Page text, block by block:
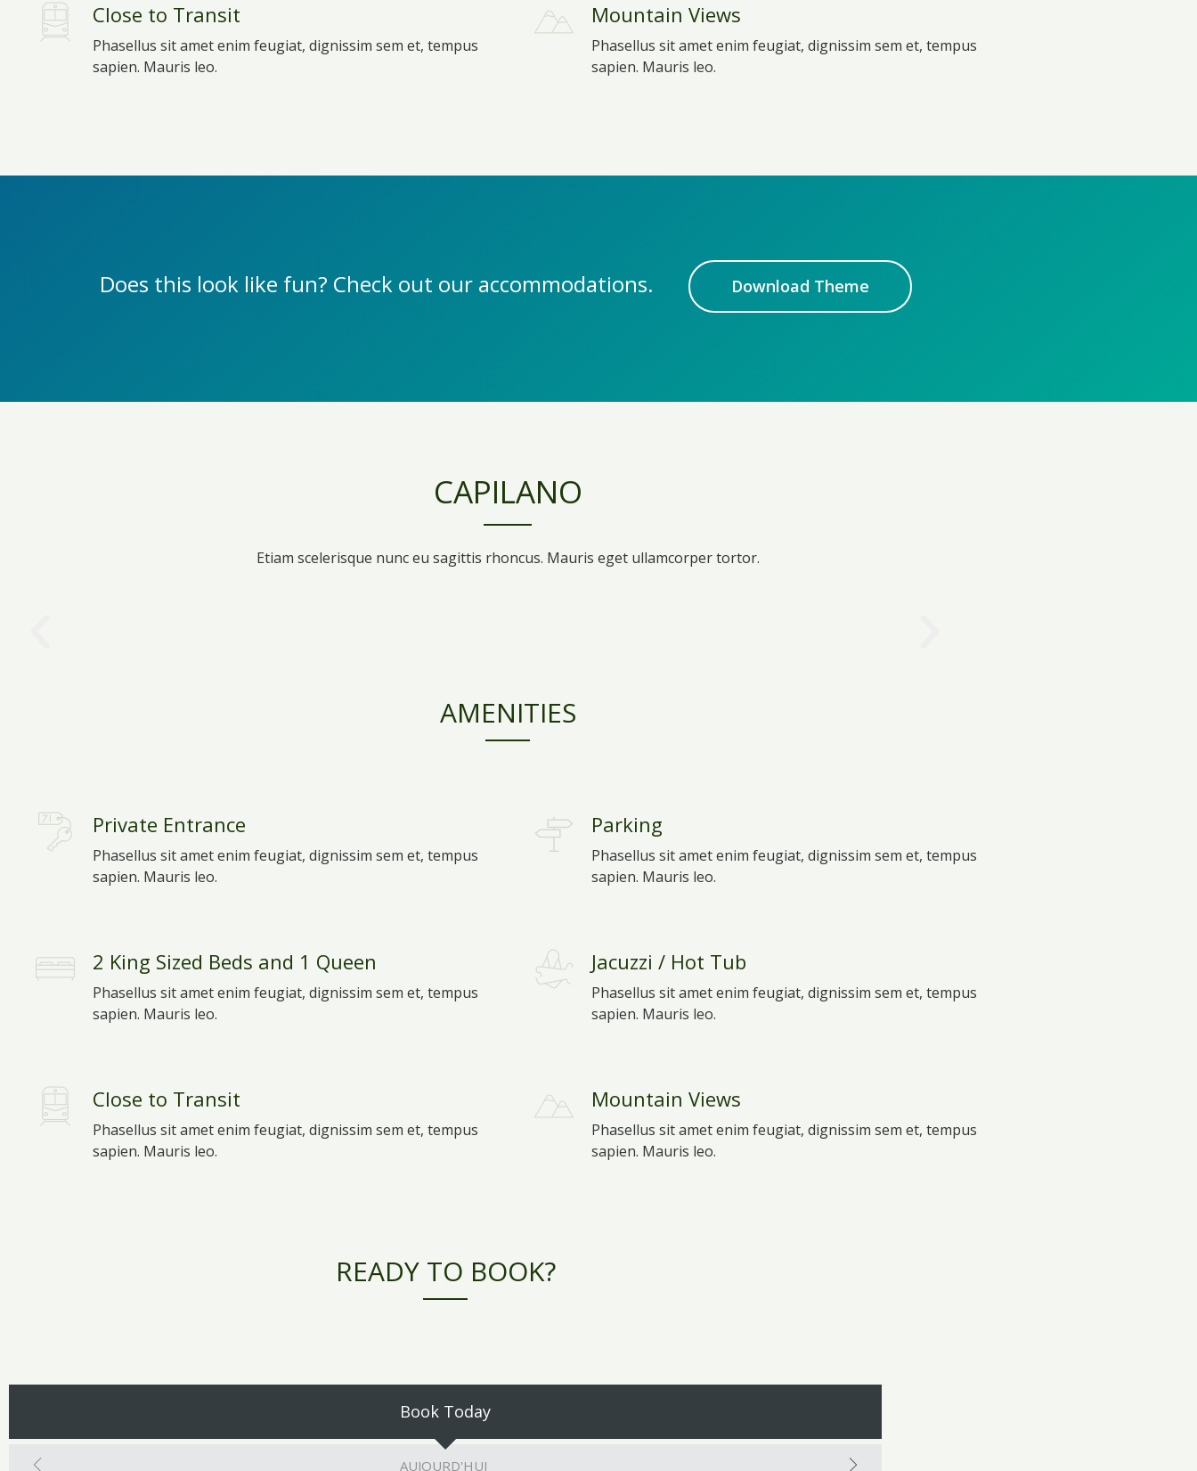
Close to Transit
Phasellus sit amet enim feugiat, dignissim sem et, tempus
sapien. Mauris leo.
Mountain Views
Phasellus sit amet enim feugiat, dignissim sem et, tempus
sapien. Mauris leo.
Does this look like fun? Check out our accommodations. Download Theme
CAPILANO
Etiam scelerisque nunc eu sagittis rhoncus. Mauris eget ullamcorper tortor.
AMENITIES
Private Entrance
Phasellus sit amet enim feugiat, dignissim sem et, tempus
sapien. Mauris leo.
Parking
Phasellus sit amet enim feugiat, dignissim sem et, tempus
sapien. Mauris leo.
2 King Sized Beds and 1 Queen
Phasellus sit amet enim feugiat, dignissim sem et, tempus
sapien. Mauris leo.
Jacuzzi / Hot Tub
Phasellus sit amet enim feugiat, dignissim sem et, tempus
sapien. Mauris leo.
Close to Transit
Phasellus sit amet enim feugiat, dignissim sem et, tempus
sapien. Mauris leo.
Mountain Views
Phasellus sit amet enim feugiat, dignissim sem et, tempus
sapien. Mauris leo.
READY TO BOOK?
Book Today
AUJOURD'HUI